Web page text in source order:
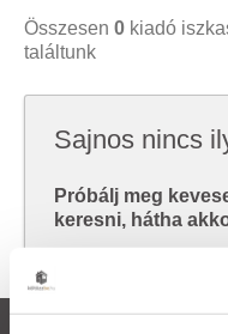
Összesen 0 kiadó
találtunk
Sajnos nincs
Próbálj meg
keresni, hátha